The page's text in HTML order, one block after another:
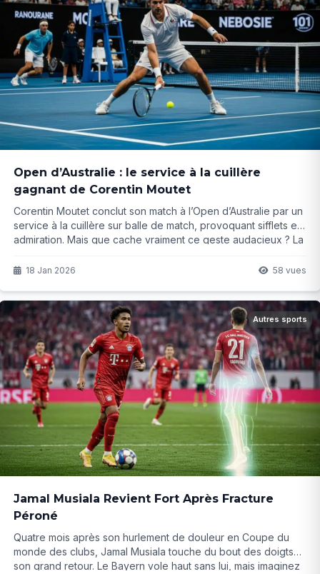
Open d’Australie : le service à la cuillère
gagnant de Corentin Moutet
Corentin Moutet conclut son match à l’Open d’Australie par un
service à la cuillère sur balle de match, provoquant sifflets et
admiration. Mais que cache vraiment ce geste audacieux ? La
18 Jan 2026 58 vues
Autres sports
Jamal Musiala Revient Fort Après Fracture
Péroné
Quatre mois après son hurlement de douleur en Coupe du
monde des clubs, Jamal Musiala touche du bout des doigts
son grand retour. Le Bayern vole haut sans lui, mais imaginez